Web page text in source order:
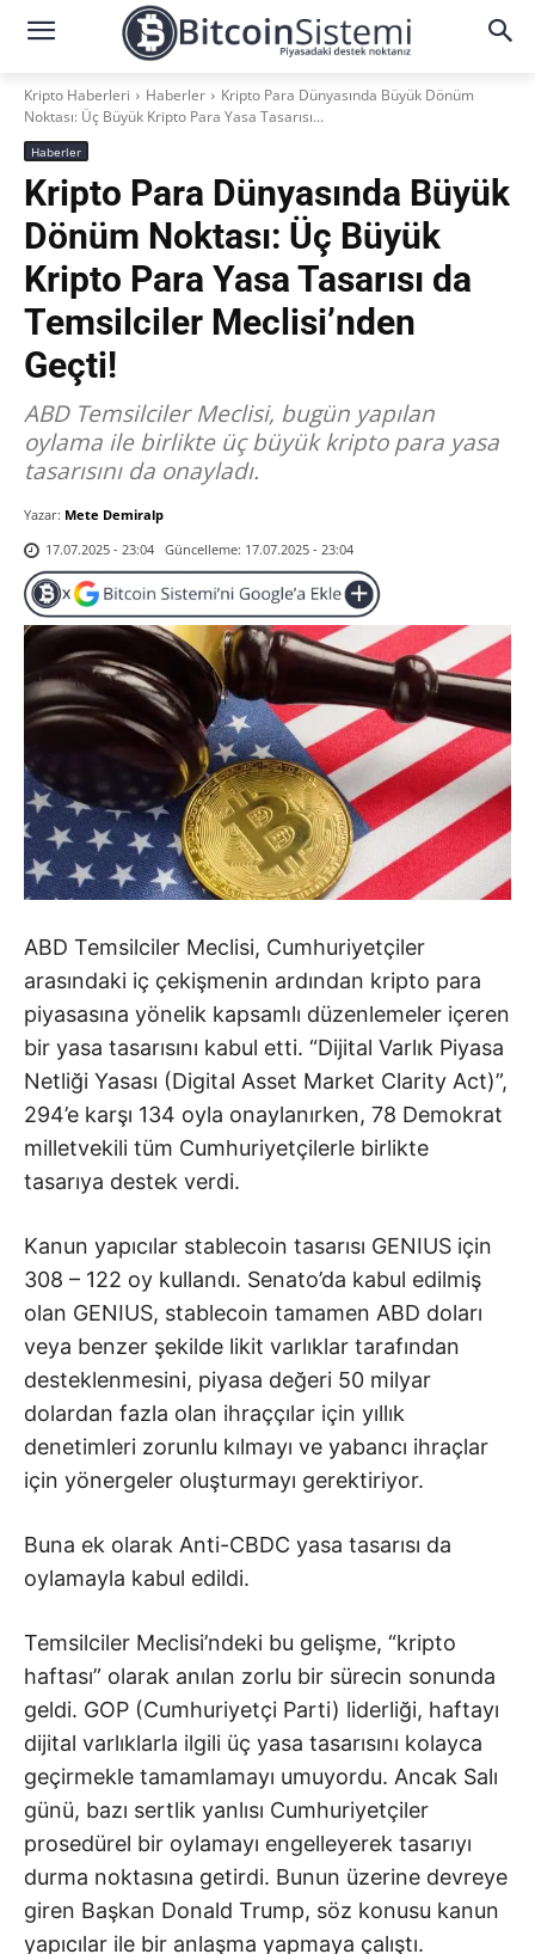
Kripto Haberleri Haberler
Kripto Para Dünyasında Büyük Dönüm
Noktası: Üç Büyük Kripto Para Yasa Tasarısı...
Haberler
Kripto Para Dünyasında Büyük
Dönüm Noktası: Üç Büyük
Kripto Para Yasa Tasarısı da
Temsilciler Meclisi’nden
Geçti!
ABD Temsilciler Meclisi, bugün yapılan
oylama ile birlikte üç büyük kripto para yasa
tasarısını da onayladı.
Yazar: Mete Demiralp
17.07.2025 - 23:04 Güncelleme: 17.07.2025 - 23:04
ABD Temsilciler Meclisi, Cumhuriyetçiler
arasındaki iç çekişmenin ardından kripto para
piyasasına yönelik kapsamlı düzenlemeler içeren
bir yasa tasarısını kabul etti. “Dijital Varlık Piyasa
Netliği Yasası (Digital Asset Market Clarity Act)”,
294’e karşı 134 oyla onaylanırken, 78 Demokrat
milletvekili tüm Cumhuriyetçilerle birlikte
tasarıya destek verdi.
Kanun yapıcılar stablecoin tasarısı GENIUS için
308 – 122 oy kullandı. Senato’da kabul edilmiş
olan GENIUS, stablecoin tamamen ABD doları
veya benzer şekilde likit varlıklar tarafından
desteklenmesini, piyasa değeri 50 milyar
dolardan fazla olan ihraççılar için yıllık
denetimleri zorunlu kılmayı ve yabancı ihraçlar
için yönergeler oluşturmayı gerektiriyor.
Buna ek olarak Anti-CBDC yasa tasarısı da
oylamayla kabul edildi.
Temsilciler Meclisi’ndeki bu gelişme, “kripto
haftası” olarak anılan zorlu bir sürecin sonunda
geldi. GOP (Cumhuriyetçi Parti) liderliği, haftayı
dijital varlıklarla ilgili üç yasa tasarısını kolayca
geçirmekle tamamlamayı umuyordu. Ancak Salı
günü, bazı sertlik yanlısı Cumhuriyetçiler
prosedürel bir oylamayı engelleyerek tasarıyı
durma noktasına getirdi. Bunun üzerine devreye
giren Başkan Donald Trump, söz konusu kanun
yapıcılar ile bir anlaşma yapmaya çalıştı.